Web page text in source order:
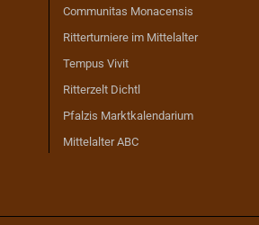
Communitas Monacensis
Ritterturniere im Mittelalter
Tempus Vivit
Ritterzelt Dichtl
Pfalzis Marktkalendarium
Mittelalter ABC